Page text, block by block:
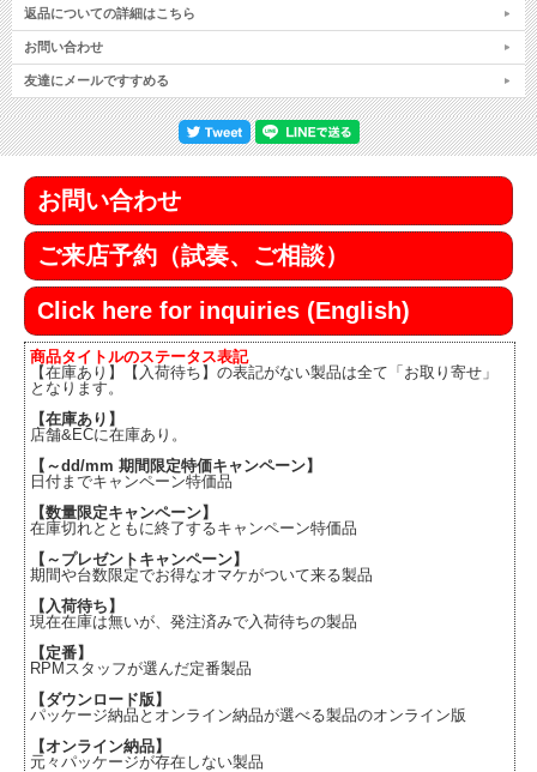
返品についての詳細はこちら
お問い合わせ
友達にメールですすめる
お問い合わせ
ご来店予約（試奏、ご相談）
Click here for inquiries (English)
商品タイトルのステータス表記
【在庫あり】【入荷待ち】の表記がない製品は全て「お取り寄せ」
となります。
【在庫あり】
店舗&ECに在庫あり。
【～dd/mm 期間限定特価キャンペーン】
日付までキャンペーン特価品
【数量限定キャンペーン】
在庫切れとともに終了するキャンペーン特価品
【～プレゼントキャンペーン】
期間や台数限定でお得なオマケがついて来る製品
【入荷待ち】
現在在庫は無いが、発注済みで入荷待ちの製品
【定番】
RPMスタッフが選んだ定番製品
【ダウンロード版】
パッケージ納品とオンライン納品が選べる製品のオンライン版
【オンライン納品】
元々パッケージが存在しない製品